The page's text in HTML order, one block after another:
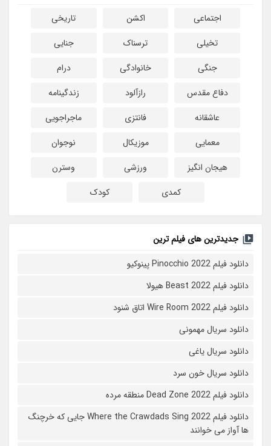
اجتماعی
اکشن
تاریخی
تخیلی
ترسناک
جنایی
جنگی
خانوادگی
درام
دفاع مقدس
رازآلود
زندگینامه
عاشقانه
فانتزی
ماجراجویی
معمایی
موزیکال
نوجوان
هیجان انگیز
ورزشی
وسترن
کمدی
کودک
جدیدترین های فیلم ترین
دانلود فیلم Pinocchio 2022 پینوکیو
دانلود فیلم Beast 2022 هیولا
دانلود فیلم Wire Room 2022 اتاق شنود
دانلود سریال مهمونی
دانلود سریال یاغی
دانلود سریال خون سرد
دانلود فیلم 2022 Dead Zone منطقه مرده
دانلود فیلم Where the Crawdads Sing 2022 جایی که خرچنگ
ها آواز می خوانند